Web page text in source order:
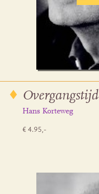
Overgangstijd
Hans Korteweg
€ 4.95,-